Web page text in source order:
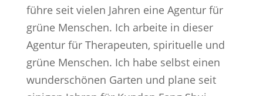
führe seit vielen Jahren eine Agentur für
grüne Menschen. Ich arbeite in dieser
Agentur für Therapeuten, spirituelle und
grüne Menschen. Ich habe selbst einen
wunderschönen Garten und plane seit